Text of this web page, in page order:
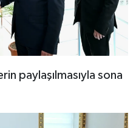
paylaşılmasıyla sona